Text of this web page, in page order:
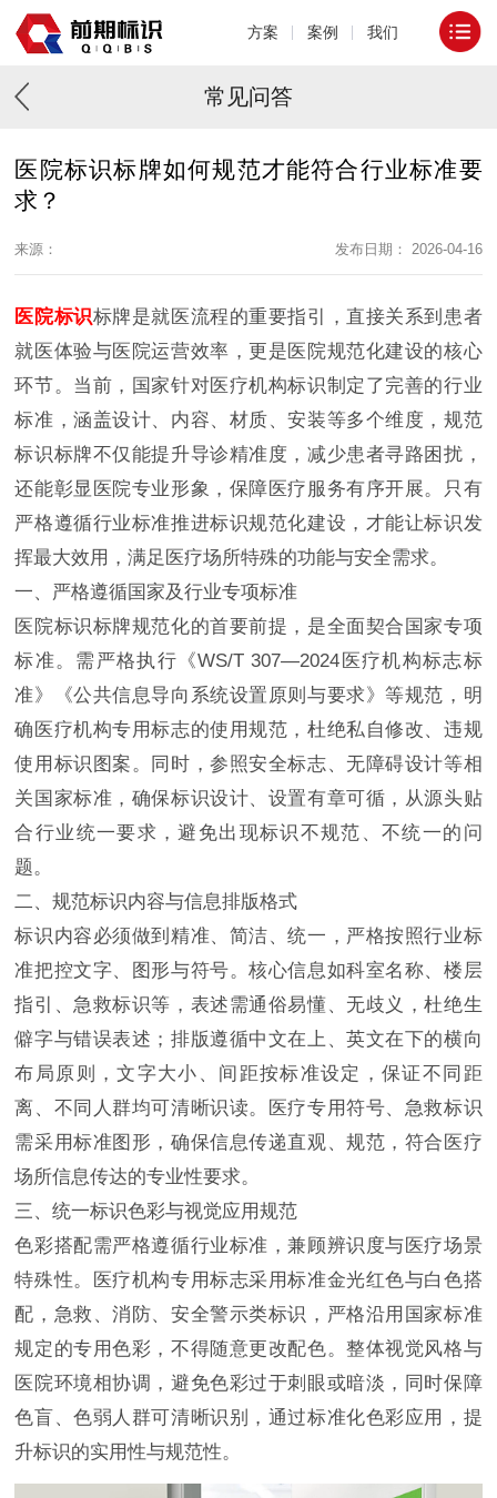
方案 案例 我们
常见问答
医院标识标牌如何规范才能符合行业标准要
求？
来源： 发布日期： 2026-04-16
医院标识标牌是就医流程的重要指引，直接关系到患者
就医体验与医院运营效率，更是医院规范化建设的核心
环节。当前，国家针对医疗机构标识制定了完善的行业
标准，涵盖设计、内容、材质、安装等多个维度，规范
标识标牌不仅能提升导诊精准度，减少患者寻路困扰，
还能彰显医院专业形象，保障医疗服务有序开展。只有
严格遵循行业标准推进标识规范化建设，才能让标识发
挥最大效用，满足医疗场所特殊的功能与安全需求。
一、严格遵循国家及行业专项标准
医院标识标牌规范化的首要前提，是全面契合国家专项
标准。需严格执行《WS/T 307—2024医疗机构标志标
准》《公共信息导向系统设置原则与要求》等规范，明
确医疗机构专用标志的使用规范，杜绝私自修改、违规
使用标识图案。同时，参照安全标志、无障碍设计等相
关国家标准，确保标识设计、设置有章可循，从源头贴
合行业统一要求，避免出现标识不规范、不统一的问
题。
二、规范标识内容与信息排版格式
标识内容必须做到精准、简洁、统一，严格按照行业标
准把控文字、图形与符号。核心信息如科室名称、楼层
指引、急救标识等，表述需通俗易懂、无歧义，杜绝生
僻字与错误表述；排版遵循中文在上、英文在下的横向
布局原则，文字大小、间距按标准设定，保证不同距
离、不同人群均可清晰识读。医疗专用符号、急救标识
需采用标准图形，确保信息传递直观、规范，符合医疗
场所信息传达的专业性要求。
三、统一标识色彩与视觉应用规范
色彩搭配需严格遵循行业标准，兼顾辨识度与医疗场景
特殊性。医疗机构专用标志采用标准金光红色与白色搭
配，急救、消防、安全警示类标识，严格沿用国家标准
规定的专用色彩，不得随意更改配色。整体视觉风格与
医院环境相协调，避免色彩过于刺眼或暗淡，同时保障
色盲、色弱人群可清晰识别，通过标准化色彩应用，提
升标识的实用性与规范性。